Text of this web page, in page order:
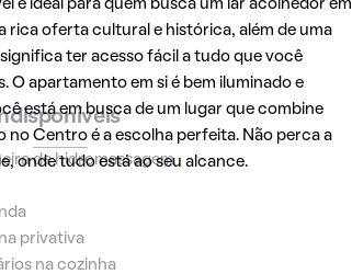
é ideal para quem busca um lar acolhedor em
rica oferta cultural e histórica, além de uma
ter acesso fácil a tudo que você
O apartamento em si é bem iluminado e
está em busca de um lugar que combine
no Centroé a escolha perfeita. Não perca a
onde tudo está ao seu alcance.
de hidromassagem
privativa
na cozinha